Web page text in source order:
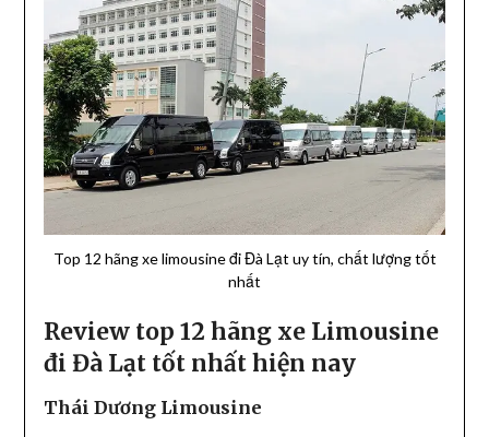
Top 12 hãng xe limousine đi Đà Lạt uy tín, chất lượng tốt
nhất
Review top 12 hãng xe Limousine
đi Đà Lạt tốt nhất hiện nay
Thái Dương Limousine